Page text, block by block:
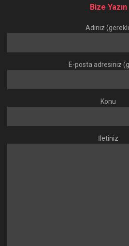
Bize Yazın
Adınız
E-posta adresiniz
Konu
İletiniz